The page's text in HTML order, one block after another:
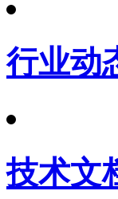
行业动
技术文